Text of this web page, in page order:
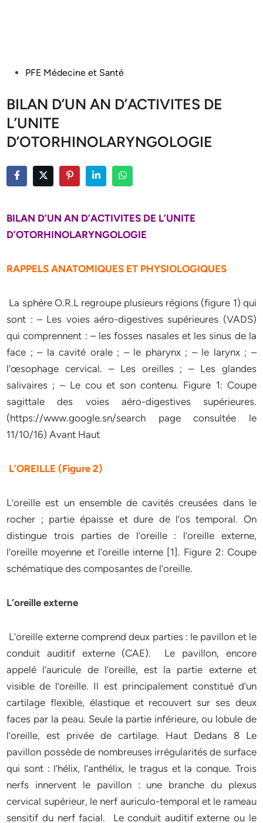
PostedPFE Médecine et Santé
BILAN D’UN AN D’ACTIVITES DE
L’UNITE
D’OTORHINOLARYNGOLOGIE
BILAN D’UN AN D’ACTIVITES DE L’UNITE
D’OTORHINOLARYNGOLOGIE
RAPPELS ANATOMIQUES ET PHYSIOLOGIQUES
La sphère O.R.L regroupe plusieurs régions (figure 1) qui
sont : – Les voies aéro-digestives supérieures (VADS)
qui comprennent : – les fosses nasales et les sinus de la
face ; – la cavité orale ; – le pharynx ; – le larynx ; –
l’œsophage cervical. – Les oreilles ; – Les glandes
salivaires ; – Le cou et son contenu. Figure 1: Coupe
sagittale des voies aéro-digestives supérieures.
(https://www.google.sn/search page consultée le
11/10/16) Avant Haut
L’OREILLE (Figure 2)
L’oreille est un ensemble de cavités creusées dans le
rocher ; partie épaisse et dure de l’os temporal. On
distingue trois parties de l’oreille : l’oreille externe,
l’oreille moyenne et l’oreille interne [1]. Figure 2: Coupe
schématique des composantes de l’oreille.
L’oreille externe
L’oreille externe comprend deux parties : le pavillon et le
conduit auditif externe (CAE). Le pavillon, encore
appelé l’auricule de l’oreille, est la partie externe et
visible de l’oreille. Il est principalement constitué d’un
cartilage flexible, élastique et recouvert sur ses deux
faces par la peau. Seule la partie inférieure, ou lobule de
l’oreille, est privée de cartilage. Haut Dedans 8 Le
pavillon possède de nombreuses irrégularités de surface
qui sont : l’hélix, l’anthélix, le tragus et la conque. Trois
nerfs innervent le pavillon : une branche du plexus
cervical supérieur, le nerf auriculo-temporal et le rameau
sensitif du nerf facial. Le conduit auditif externe ou le